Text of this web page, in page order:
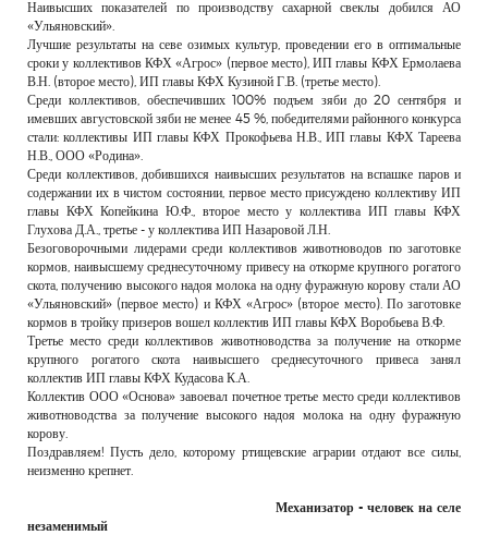
Наивысших показателей по производству сахарной свеклы добился АО
«Ульяновский».
Лучшие результаты на севе озимых культур, проведении его в оптимальные
сроки у коллективов КФХ «Агрос» (первое место), ИП главы КФХ Ермолаева
В.Н. (второе место), ИП главы КФХ Кузиной Г.В. (третье место).
Среди коллективов, обеспечивших 100% подъем зяби до 20 сентября и
имевших августовской зяби не менее 45 %, победителями районного конкурса
стали: коллективы ИП главы КФХ Прокофьева Н.В., ИП главы КФХ Тареева
Н.В., ООО «Родина».
Среди коллективов, добившихся наивысших результатов на вспашке паров и
содержании их в чистом состоянии, первое место присуждено коллективу ИП
главы КФХ Копейкина Ю.Ф., второе место у коллектива ИП главы КФХ
Глухова Д.А., третье - у коллектива ИП Назаровой Л.Н.
Безоговорочными лидерами среди коллективов животноводов по заготовке
кормов, наивысшему среднесуточному привесу на откорме крупного рогатого
скота, получению высокого надоя молока на одну фуражную корову стали АО
«Ульяновский» (первое место) и КФХ «Агрос» (второе место). По заготовке
кормов в тройку призеров вошел коллектив ИП главы КФХ Воробьева В.Ф.
Третье место среди коллективов животноводства за получение на откорме
крупного рогатого скота наивысшего среднесуточного привеса занял
коллектив ИП главы КФХ Кудасова К.А.
Коллектив ООО «Основа» завоевал почетное третье место среди коллективов
животноводства за получение высокого надоя молока на одну фуражную
корову.
Поздравляем! Пусть дело, которому ртищевские аграрии отдают все силы,
неизменно крепнет.
Механизатор - человек на селе
незаменимый